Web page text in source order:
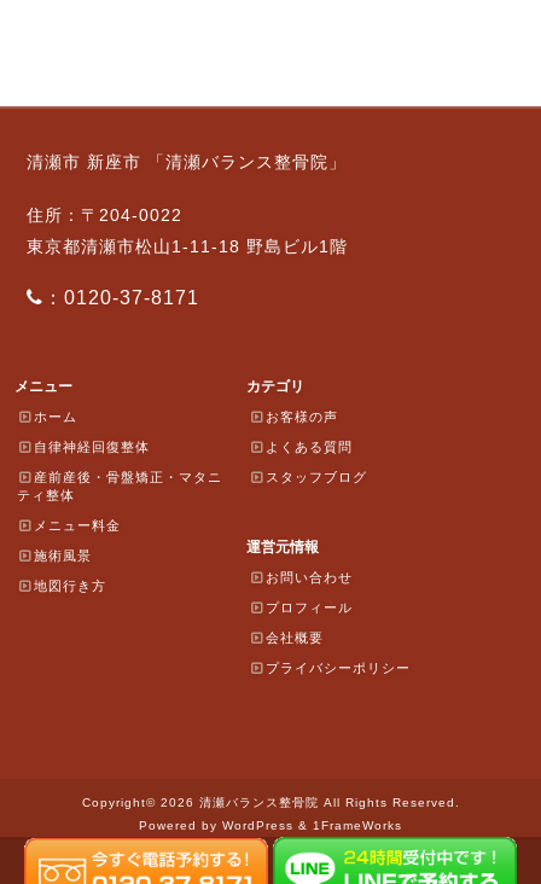
清瀬市 新座市 「清瀬バランス整骨院」
住所：〒204-0022
東京都清瀬市松山1-11-18 野島ビル1階
：0120-37-8171
メニュー
ホーム
自律神経回復整体
産前産後・骨盤矯正・マタニ
ティ整体
メニュー料金
施術風景
地図行き方
カテゴリ
お客様の声
よくある質問
スタッフブログ
運営元情報
お問い合わせ
プロフィール
会社概要
プライバシーポリシー
Copyright© 2026 清瀬バランス整骨院 All Rights Reserved.
Powered by WordPress & 1FrameWorks